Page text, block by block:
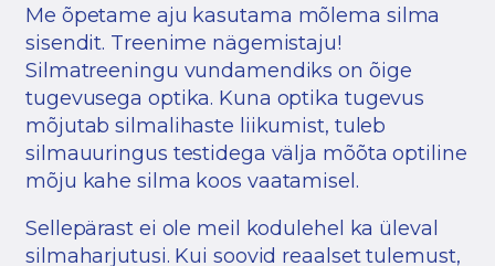
Me õpetame aju kasutama mõlema silma
sisendit. Treenime nägemistaju!
Silmatreeningu vundamendiks on õige
tugevusega optika. Kuna optika tugevus
mõjutab silmalihaste liikumist, tuleb
silmauuringus testidega välja mõõta optiline
mõju kahe silma koos vaatamisel.
Sellepärast ei ole meil kodulehel ka üleval
silmaharjutusi. Kui soovid reaalset tulemust,